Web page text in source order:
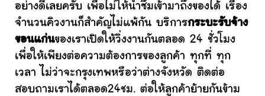
อย่างดีเลยครับ เพื่อไม่ให้น้ำซึมเข้ามาถึงของได้ เรื่อง
จำนวนคิวงานก็สำคัญไม่แพ้กัน บริการกระบะรับจ้าง
ขอนแก่นของเราเปิดให้วิ่งงานกันตลอด 24 ชั่วโมง
เพื่อให้เพียงต่อความต้องการของลูกค้า ทุกที่ ทุก
เวลา ไม่ว่าจะกรุงเทพหรือว่าต่างจังหวัด ติดต่อ
สอบถามเราได้ตลอด24ชม. ต่อให้ลูกค้าย้ายกันข้าม